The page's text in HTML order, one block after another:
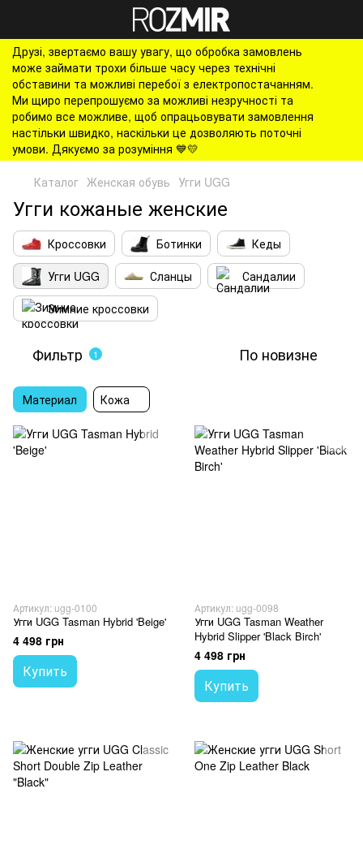
Друзі, звертаємо вашу увагу, що обробка замовлень
може займати трохи більше часу через технічні
обставини та можливі перебої з електропостачанням.
Ми щиро перепрошуємо за можливі незручності та
робимо все можливе, щоб опрацьовувати замовлення
настільки швидко, наскільки це дозволяють поточні
умови. Дякуємо за розуміння 💙💛
Каталог Женская обувь Угги UGG
Угги кожаные женские
Кроссовки Ботинки
Кеды
Угги UGG
Сланцы
Сандалии
Зимние кроссовки
Фильтр 1 По новизне
Материал Кожа
Артикул: ugg-0100
Угги UGG Tasman Hybrid 'Beige'
4 498 грн
Купить
Артикул: ugg-0098
Угги UGG Tasman Weather
Hybrid Slipper 'Black Birch'
4 498 грн
Купить